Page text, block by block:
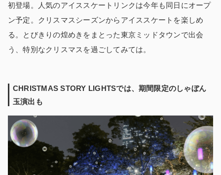
初登場。人気のアイススケートリンクは今年も同日にオープ
ン予定。クリスマスシーズンからアイススケートを楽しめ
る。とびきりの煌めきをまとった東京ミッドタウンで出会
う、特別なクリスマスを過ごしてみては。
CHRISTMAS STORY LIGHTSでは、期間限定のしゃぼん
玉演出も